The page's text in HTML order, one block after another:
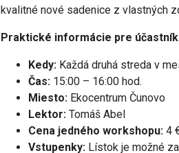
kvalitné nové sadenice z vlastných
Praktické informácie pre
Kedy: Každá druhá streda v
Čas: 15:00 – 16:00 hod.
Miesto: Ekocentrum Čunovo
Lektor: Tomáš Abel
Cena jedného workshopu: 4
Vstupenky: Lístok je možné